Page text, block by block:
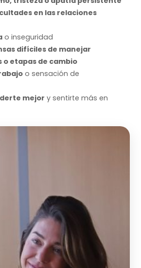
en las relaciones
o inseguridad
difíciles de manejar
o etapas de cambio
o sensación de
mejor y sentirte más en